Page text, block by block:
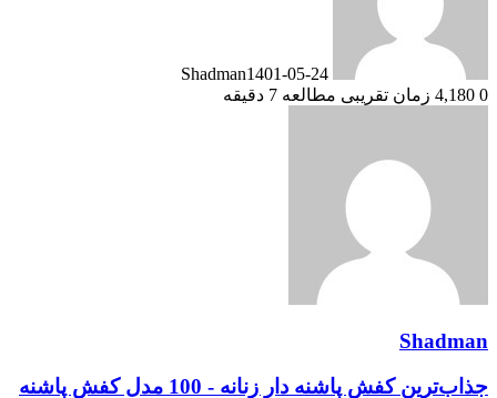
Shadman1401-05-24
0
4,180 زمان تقریبی مطالعه 7 دقیقه
Shadman
جذاب‌ترین کفش پاشنه دار زنانه - 100 مدل کفش پاشنه